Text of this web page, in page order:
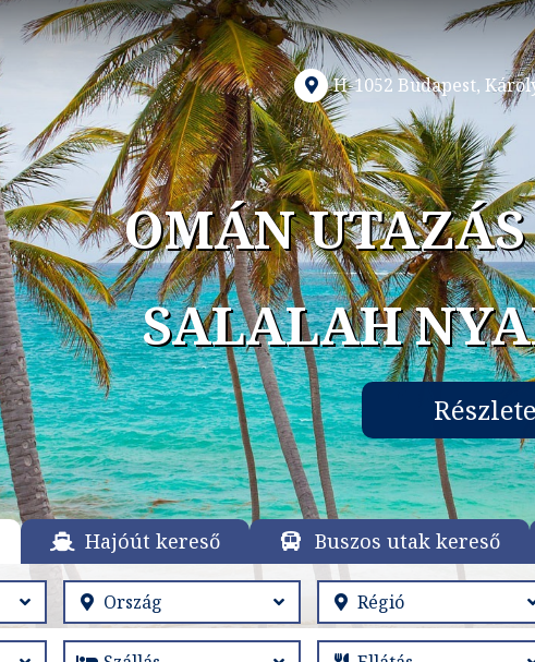
H-1052 Budapest,
OMÁN
SALALAH
Hajóút kereső Buszos utak kereső